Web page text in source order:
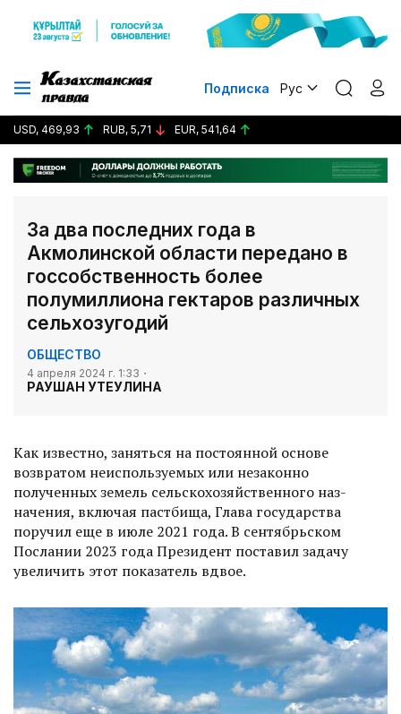
Подписка Рус
USD, 469,93 RUB, 5,71 EUR, 541,64
За два последних года в
Акмолинской области передано в
госсобственность более
полумиллиона гектаров различных
сельхозугодий
ОБЩЕСТВО
4 апреля 2024 г. 1:33
РАУШАН УТЕУЛИНА
Как известно, заняться на постоянной основе
возвратом неиспользуемых или незаконно
полученных земель сельскохозяйственного наз­
начения, включая пастбища, Глава государства
поручил еще в июле 2021 года. В сентябрьском
Послании 2023 года Президент поставил задачу
увеличить этот показатель вдвое.